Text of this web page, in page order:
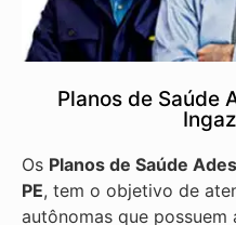
Planos de Saúde
Os Planos de Saúde
PE, tem o objetivo de
autônomas que